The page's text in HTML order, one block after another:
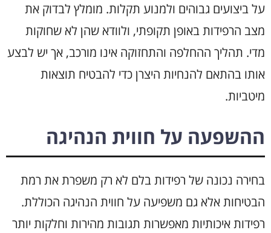
על ביצועים גבוהים ולמנוע תקלות. מומלץ לבדוק את
מצב הרפידות באופן תקופתי, ולוודא שהן לא שחוקות
מדי. תהליך ההחלפה והתחזוקה אינו מורכב, אך יש לבצע
אותו בהתאם להנחיות היצרן כדי להבטיח תוצאות
מיטביות.
ההשפעה על חווית הנהיגה
בחירה נכונה של רפידות בלם לא רק משפרת את רמת
הבטיחות אלא גם משפיעה על חווית הנהיגה הכוללת.
רפידות איכותיות מאפשרות תגובות מהירות וחלקות יותר